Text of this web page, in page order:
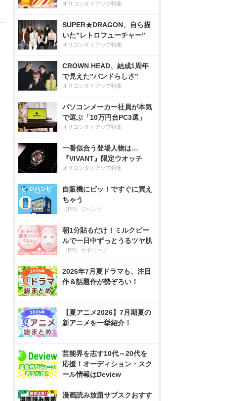
オリコンタイアップ特集
SUPER★DRAGON、自ら描
いた”レトロフューチャー”
オリコンタイアップ特集
CROWN HEAD、結成1周年
で見えた”バンドらしさ”
オリコンタイアップ特集
パソコンメーカー社員が本気
で選ぶ「10万円台PC3選」
オリコンタイアップ特集
一番似合う登場人物は…
『VIVANT』限定ウオッチ
オリコンタイアップ特集
自販機にピッ！ですぐに買え
ちゃう
（PR）ジハンピ
朝1分貼るだけ！ミルクピー
ルで一日中ずっとうるツヤ肌
（PR）サボリーノ
2026年7月夏ドラマも、注目
作＆話題作が勢ぞろい！
【夏アニメ2026】7月期夏の
新アニメを一挙紹介！
芸能界を志す10代～20代を
応援！オーディション・スク
ール情報はDeview
漫画読み放題サブスクおすす